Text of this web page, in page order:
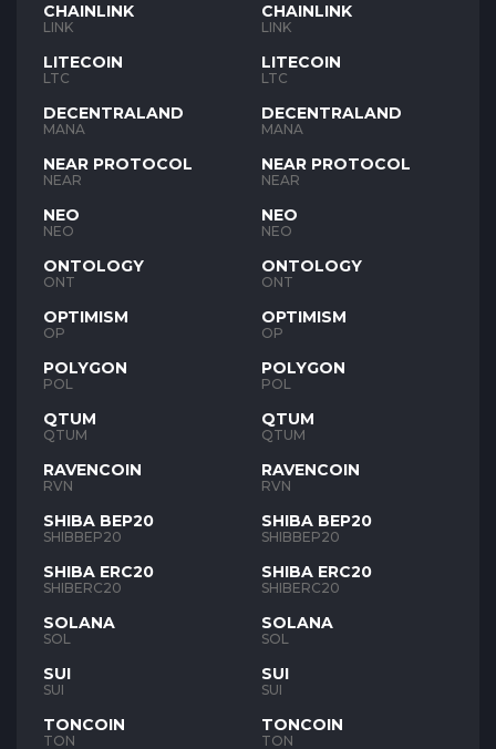
CHAINLINK
LINK
LITECOIN
LTC
DECENTRALAND
MANA
NEAR PROTOCOL
NEAR
NEO
NEO
ONTOLOGY
ONT
OPTIMISM
OP
POLYGON
POL
QTUM
QTUM
RAVENCOIN
RVN
SHIBA BEP20
SHIBBEP20
SHIBA ERC20
SHIBERC20
SOLANA
SOL
SUI
SUI
TONCOIN
TON
CHAINLINK
LINK
LITECOIN
LTC
DECENTRALAND
MANA
NEAR PROTOCOL
NEAR
NEO
NEO
ONTOLOGY
ONT
OPTIMISM
OP
POLYGON
POL
QTUM
QTUM
RAVENCOIN
RVN
SHIBA BEP20
SHIBBEP20
SHIBA ERC20
SHIBERC20
SOLANA
SOL
SUI
SUI
TONCOIN
TON